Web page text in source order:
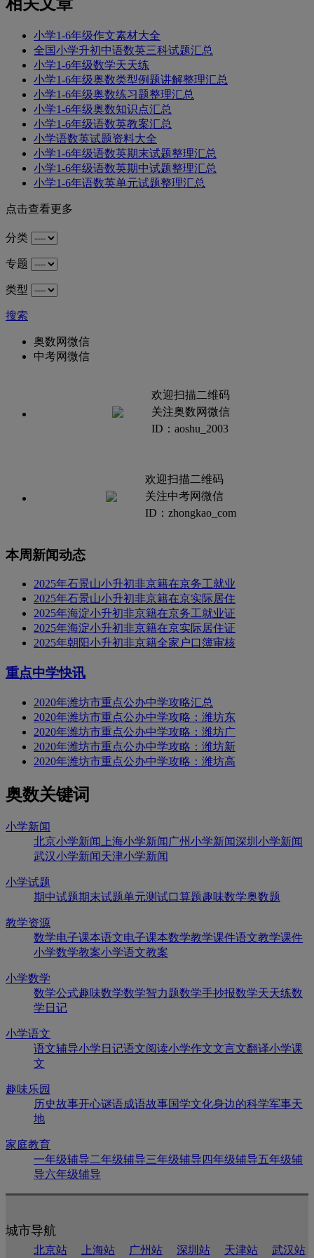
小学1-6年级作文素材大全
全国小学升初中语数英三科试题汇总
小学1-6年级数学天天练
小学1-6年级奥数类型例题讲解整理汇总
小学1-6年级奥数练习题整理汇总
小学1-6年级奥数知识点汇总
小学1-6年级语数英教案汇总
小学语数英试题资料大全
小学1-6年级语数英期末试题整理汇总
小学1-6年级语数英期中试题整理汇总
小学1-6年语数英单元试题整理汇总
点击查看更多
分类
专题
类型
搜索
奥数网微信
中考网微信
欢迎扫描二维码
关注奥数网微信
ID：aoshu_2003
欢迎扫描二维码
关注中考网微信
ID：zhongkao_com
本周新闻动态
2025年石景山小升初非京籍在京务工就业
2025年石景山小升初非京籍在京实际居住
2025年海淀小升初非京籍在京务工就业证
2025年海淀小升初非京籍在京实际居住证
2025年朝阳小升初非京籍全家户口簿审核
重点中学快讯
2020年潍坊市重点公办中学攻略汇总
2020年潍坊市重点公办中学攻略：潍坊东
2020年潍坊市重点公办中学攻略：潍坊广
2020年潍坊市重点公办中学攻略：潍坊新
2020年潍坊市重点公办中学攻略：潍坊高
奥数关键词
小学新闻
北京小学新闻
上海小学新闻 广州小学新闻深圳小学新闻
武汉小学新闻 天津小学新闻
小学试题
期中试题期末试题单元测试口算题趣味数学奥数题
教学资源
数学电子课本语文电子课本数学教学课件语文教学课件
小学数学教案小学语文教案
小学数学
数学公式趣味数学数学智力题数学手抄报数学天天练数
学日记
小学语文
语文辅导小学日记语文阅读小学作文文言文翻译小学课
文
趣味乐园
历史故事开心谜语成语故事国学文化身边的科学军事天
地
家庭教育
一年级辅导二年级辅导三年级辅导 四年级辅导五年级辅
导六年级辅导
城市导航
北京站 上海站 广州站 深圳站 天津站 武汉站